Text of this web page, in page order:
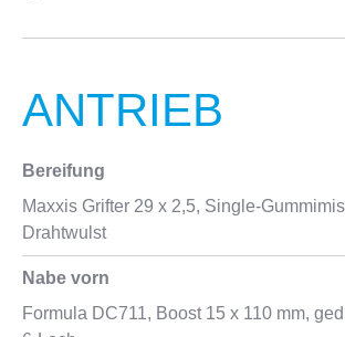
ANTRIEB
Bereifung
Maxxis Grifter 29 x 2,5, Single-
Drahtwulst
Nabe vorn
Formula DC711, Boost 15 x 110 mm,